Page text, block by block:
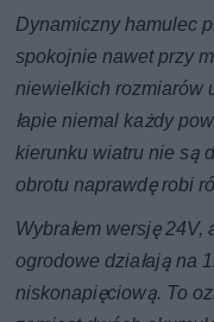
Dynamiczny hamulec
spokojnie nawet przy
niewielkich rozmiarów
łapie niemal każdy
kierunku wiatru nie są
obrotu naprawdę robi
Wybrałem wersję
ogrodowe działają na
niskonapięciową. To